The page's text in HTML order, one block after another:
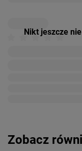
Nikt jeszcze
Zobacz